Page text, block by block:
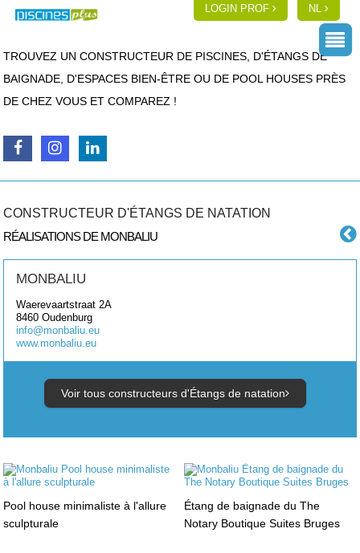
LOGIN PROF NL
TROUVEZ UN CONSTRUCTEUR DE PISCINES, D'ÉTANGS DE
BAIGNADE, D'ESPACES BIEN-ÊTRE OU DE POOL HOUSES PRÈS
DE CHEZ VOUS ET COMPAREZ !
CONSTRUCTEUR D'ÉTANGS DE NATATION
RÉALISATIONS DE MONBALIU
MONBALIU
Waerevaartstraat 2A
8460Oudenburg
info@monbaliu.eu
www.monbaliu.eu
Voir tous constructeurs d'Étangs de natation
Pool house minimaliste à l'allure
sculpturale
Étang de baignade du The
Notary Boutique Suites Bruges